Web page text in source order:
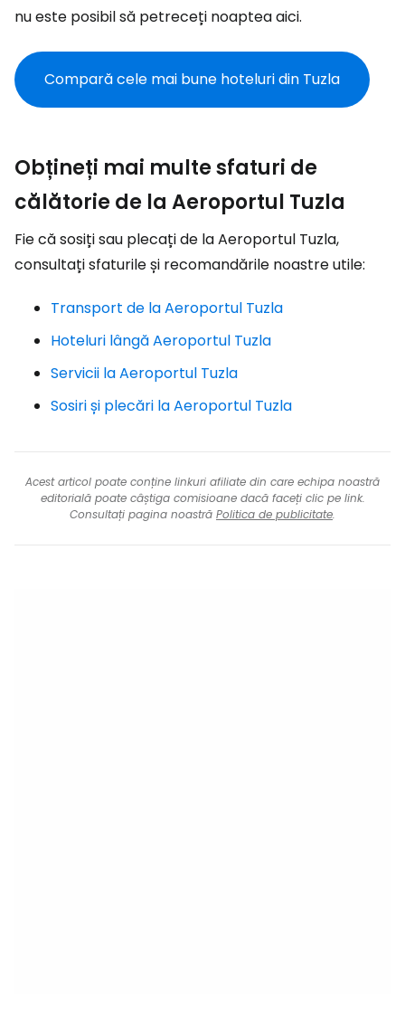
nu este posibil să petreceți noaptea aici.
Compară cele mai bune hoteluri din Tuzla
Obțineți mai multe sfaturi de
călătorie de la Aeroportul Tuzla
Fie că sosiți sau plecați de la Aeroportul Tuzla,
consultați sfaturile și recomandările noastre utile:
Transport de la Aeroportul Tuzla
Hoteluri lângă Aeroportul Tuzla
Servicii la Aeroportul Tuzla
Sosiri și plecări la Aeroportul Tuzla
Acest articol poate conține linkuri afiliate din care echipa noastră
editorială poate câștiga comisioane dacă faceți clic pe link.
Consultați pagina noastră Politica de publicitate.